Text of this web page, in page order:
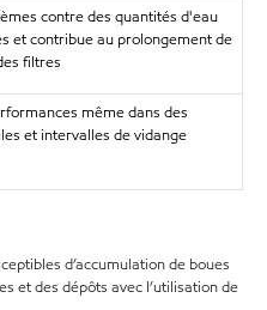
contre des quantités d'eau
et contribue au prolongement de
filtres
même dans des
et intervalles de vidange
d’accumulation de boues
et des dépôts avec l’utilisation de